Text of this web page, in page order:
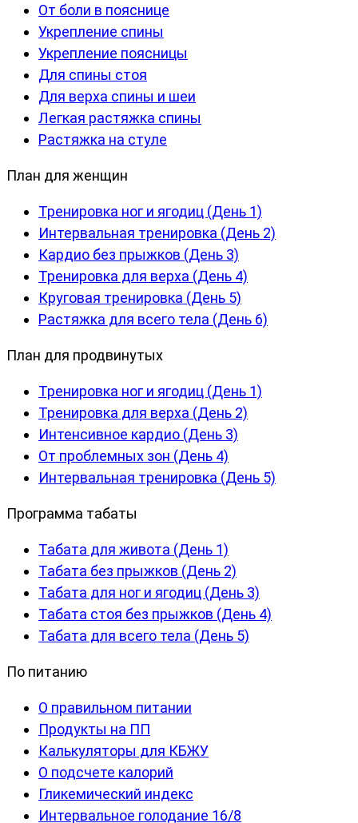
От боли в пояснице
Укрепление спины
Укрепление поясницы
Для спины стоя
Для верха спины и шеи
Легкая растяжка спины
Растяжка на стуле
План для женщин
Тренировка ног и ягодиц (День 1)
Интервальная тренировка (День 2)
Кардио без прыжков (День 3)
Тренировка для верха (День 4)
Круговая тренировка (День 5)
Растяжка для всего тела (День 6)
План для продвинутых
Тренировка ног и ягодиц (День 1)
Тренировка для верха (День 2)
Интенсивное кардио (День 3)
От проблемных зон (День 4)
Интервальная тренировка (День 5)
Программа табаты
Табата для живота (День 1)
Табата без прыжков (День 2)
Табата для ног и ягодиц (День 3)
Табата стоя без прыжков (День 4)
Табата для всего тела (День 5)
По питанию
О правильном питании
Продукты на ПП
Калькуляторы для КБЖУ
О подсчете калорий
Гликемический индекс
Интервальное голодание 16/8